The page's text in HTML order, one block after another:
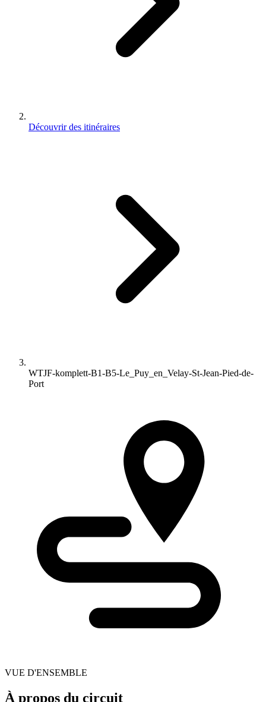
Découvrir des itinéraires
WTJF-komplett-B1-B5-Le_Puy_en_Velay-St-Jean-Pied-de-
Port
VUE D'ENSEMBLE
À propos du circuit